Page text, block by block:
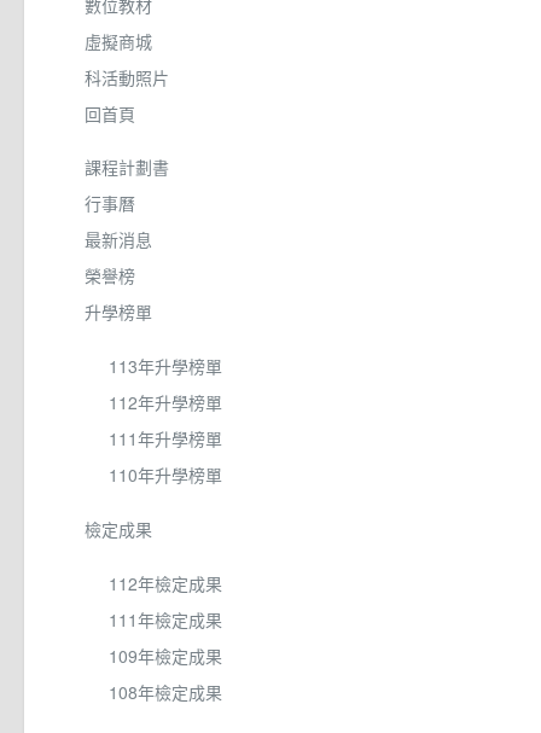
數位教材
虛擬商城
科活動照片
回首頁
課程計劃書
行事曆
最新消息
榮譽榜
升學榜單
113年升學榜單
112年升學榜單
111年升學榜單
110年升學榜單
檢定成果
112年檢定成果
111年檢定成果
109年檢定成果
108年檢定成果